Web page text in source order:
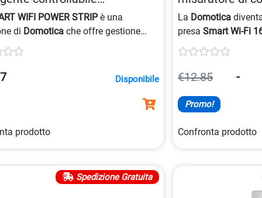
WIFI POWER STRIPè una
di Domotica che offre gestione
prese, programmazione, timer e
vocale con
, per una maggiore comodità e
Disponibile
prodotto
integrato
La Domotica
presaSmart Wi-Fi
controllo dei
periOS eAndroid
di monitoraggio del
Google Assistant
€12.85 -
Promo!
Confronta prodotto
Spedizione Gratuita